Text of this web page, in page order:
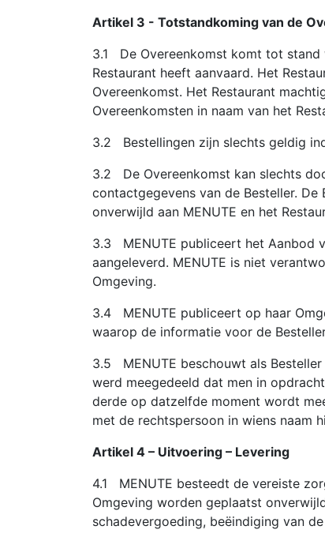
Artikel 3 - Totstandkoming van de
3.1 De Overeenkomst komt tot stand
Restaurant heeft aanvaard. Het
Overeenkomst. Het Restaurant
Overeenkomsten in naam van het
3.2 Bestellingen zijn slechts geldig
3.2 De Overeenkomst kan slechts
contactgegevens van de Besteller.
onverwijld aan MENUTE en het
3.3 MENUTE publiceert het Aanbod
aangeleverd. MENUTE is niet
Omgeving.
3.4 MENUTE publiceert op haar
waarop de informatie voor de
3.5 MENUTE beschouwt als
werd meegedeeld dat men in
derde op datzelfde moment wordt
met de rechtspersoon in wiens naam
Artikel 4 – Uitvoering – Levering
4.1 MENUTE besteedt de vereiste
Omgeving worden geplaatst
schadevergoeding, beëindiging van